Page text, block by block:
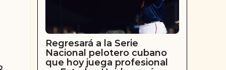
Regresará a la Serie
Nacional pelotero cubano
que hoy juega profesional